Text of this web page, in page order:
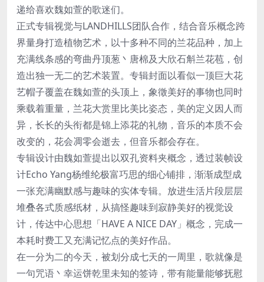
递给喜欢魏如萱的歌迷们。
正式专辑视觉与LANDHILLS团队合作，结合音乐概念跨
界量身打造植物艺术，以十多种不同的兰花品种，加上
充满线条感的弯曲丹顶葱丶唐棉及大欣石斛兰花苞，创
造出独一无二的艺术装置。专辑封面以看似一顶巨大花
艺帽子覆盖在魏如萱的头顶上，象徵美好的事物也同时
乘载着重量，兰花大赏里比美比姿态，美的定义因人而
异，长长的头衔都是锦上添花的礼物，音乐的本质不会
改变的，花会凋零会逝去，但音乐都会存在。
专辑设计由魏如萱提出以双孔资料夹概念，透过装帧设
计Echo Yang杨维纶极富巧思的细心铺排，渐渐成型成
一张充满幽默感与趣味的实体专辑。放进生活片段层层
堆叠各式质感纸材，从搞怪趣味到寂静美好的视觉设
计，传达中心思想「HAVE A NICE DAY」概念，完成一
本耗时费工又充满记忆点的美好作品。
在一分为二的今天，被划分成七天的一周里，歌就像是
一句咒语丶幸运饼乾里未知的签诗，带有能量能够抚慰